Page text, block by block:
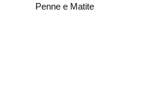
Penne e Matite